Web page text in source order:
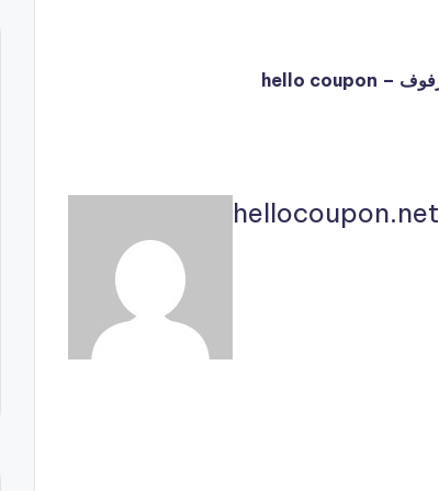
hellocoupon.net